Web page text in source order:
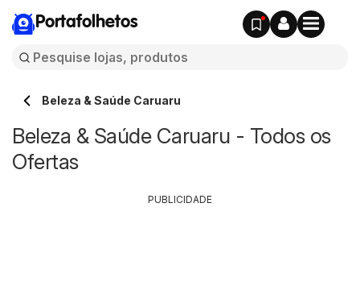
Portafolhetos
Beleza & Saúde Caruaru
Beleza & Saúde Caruaru - Todos os
Ofertas
PUBLICIDADE